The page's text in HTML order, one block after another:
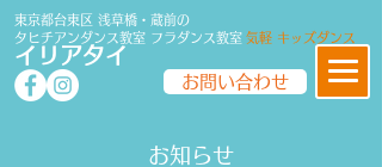
東京都台東区 浅草橋・蔵前の
タヒチアンダンス教室 フラダンス教室 気軽 キッズダンス
イリアタイ
お問い合わせ
​​お知らせ